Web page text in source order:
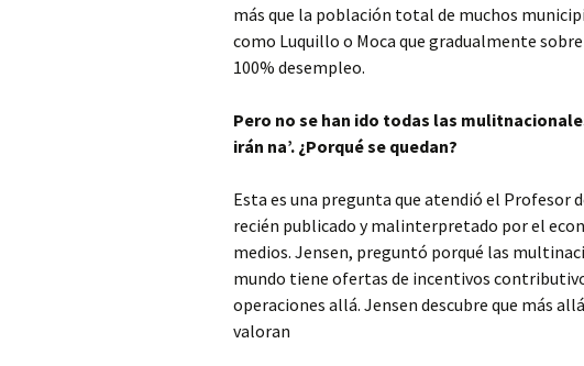
más que la población total de muchos
como Luquillo o Moca que gradualmente
100% desempleo.
Pero no se han ido todas las
irán na’. ¿Porqué se quedan?
Esta es una pregunta que atendió el Profesor
recién publicado y malinterpretado por el
medios. Jensen, preguntó porqué las
mundo tiene ofertas de incentivos
operaciones allá. Jensen descubre que más
valoran